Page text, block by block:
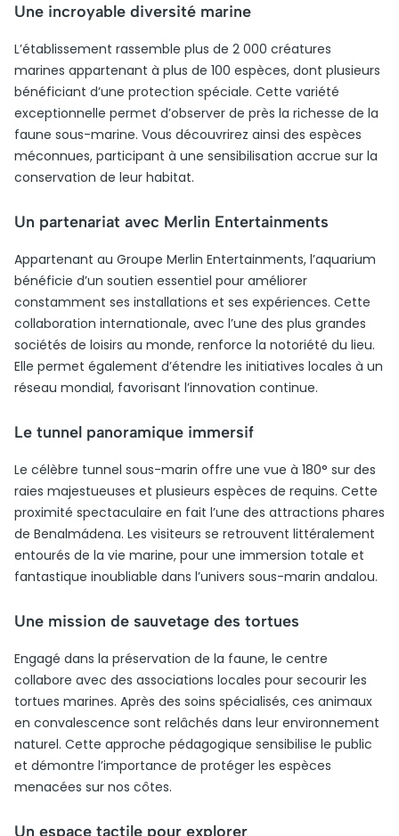
Une incroyable diversité marine
L’établissement rassemble plus de 2 000 créatures
marines appartenant à plus de 100 espèces, dont plusieurs
bénéficiant d’une protection spéciale. Cette variété
exceptionnelle permet d’observer de près la richesse de la
faune sous-marine. Vous découvrirez ainsi des espèces
méconnues, participant à une sensibilisation accrue sur la
conservation de leur habitat.
Un partenariat avec Merlin Entertainments
Appartenant au Groupe Merlin Entertainments, l’aquarium
bénéficie d’un soutien essentiel pour améliorer
constamment ses installations et ses expériences. Cette
collaboration internationale, avec l’une des plus grandes
sociétés de loisirs au monde, renforce la notoriété du lieu.
Elle permet également d’étendre les initiatives locales à un
réseau mondial, favorisant l’innovation continue.
Le tunnel panoramique immersif
Le célèbre tunnel sous-marin offre une vue à 180° sur des
raies majestueuses et plusieurs espèces de requins. Cette
proximité spectaculaire en fait l’une des attractions phares
de Benalmádena. Les visiteurs se retrouvent littéralement
entourés de la vie marine, pour une immersion totale et
fantastique inoubliable dans l’univers sous-marin andalou.
Une mission de sauvetage des tortues
Engagé dans la préservation de la faune, le centre
collabore avec des associations locales pour secourir les
tortues marines. Après des soins spécialisés, ces animaux
en convalescence sont relâchés dans leur environnement
naturel. Cette approche pédagogique sensibilise le public
et démontre l’importance de protéger les espèces
menacées sur nos côtes.
Un espace tactile pour explorer